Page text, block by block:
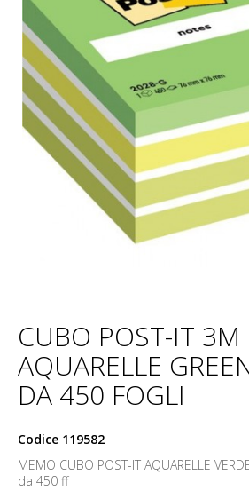
CUBO POST-IT
AQUARELLE
DA 450 FOGLI
Codice 119582
MEMO CUBO POST-IT AQUARELLE
da 450 ff